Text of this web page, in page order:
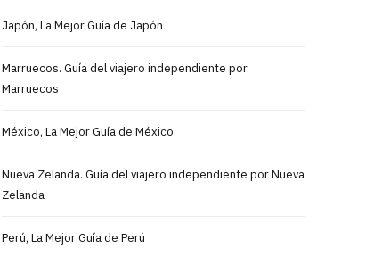
Japón, La Mejor Guía de Japón
Marruecos. Guía del viajero independiente por
Marruecos
México, La Mejor Guía de México
Nueva Zelanda. Guía del viajero independiente por Nueva
Zelanda
Perú, La Mejor Guía de Perú